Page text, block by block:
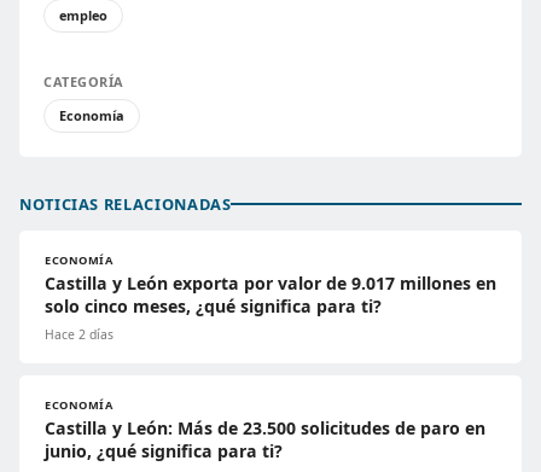
empleo
CATEGORÍA
Economía
NOTICIAS RELACIONADAS
ECONOMÍA
Castilla y León exporta por valor de 9.017 millones en
solo cinco meses, ¿qué significa para ti?
Hace 2 días
ECONOMÍA
Castilla y León: Más de 23.500 solicitudes de paro en
junio, ¿qué significa para ti?